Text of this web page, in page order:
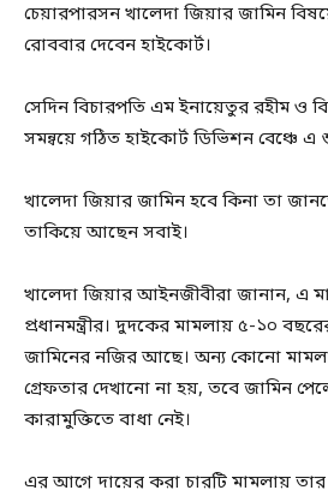
চেয়ারপারসন খালেদা জিয়ার জামিন
রোববার দেবেন হাইকোর্ট।
সেদিন বিচারপতি এম ইনায়েতুর রহীম ও
সমন্বয়ে গঠিত হাইকোর্ট ডিভিশন বেঞ্চে এ
খালেদা জিয়ার জামিন হবে কিনা তা
তাকিয়ে আছেন সবাই।
খালেদা জিয়ার আইনজীবীরা জানান, এ
প্রধানমন্ত্রীর। দুদকের মামলায় ৫-১০
জামিনের নজির আছে। অন্য কোনো
গ্রেফতার দেখানো না হয়, তবে জামিন
কারামুক্তিতে বাধা নেই।
এর আগে দায়ের করা চারটি মামলায় তার